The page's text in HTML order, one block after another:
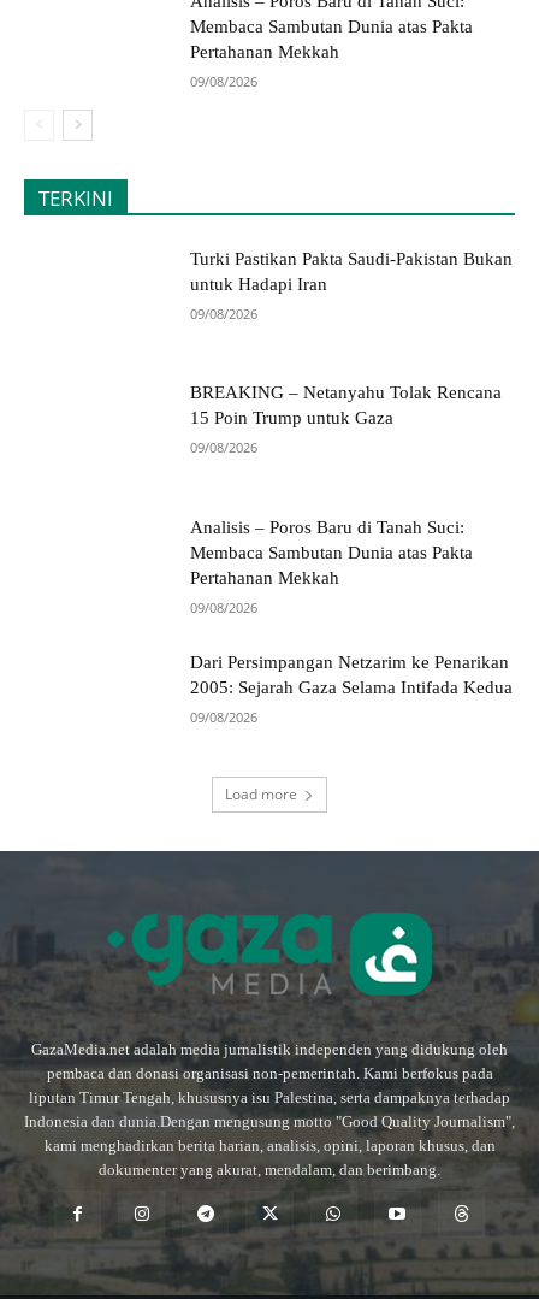
Membaca Sambutan Dunia atas Pakta
Pertahanan Mekkah
09/08/2026
TERKINI
Turki Pastikan Pakta Saudi-Pakistan Bukan
untuk Hadapi Iran
09/08/2026
BREAKING – Netanyahu Tolak Rencana
15 Poin Trump untuk Gaza
09/08/2026
Analisis – Poros Baru di Tanah Suci:
Membaca Sambutan Dunia atas Pakta
Pertahanan Mekkah
09/08/2026
Dari Persimpangan Netzarim ke Penarikan
2005: Sejarah Gaza Selama Intifada Kedua
09/08/2026
Load more
GazaMedia.net adalah media jurnalistik independen yang didukung oleh
pembaca dan donasi organisasi non-pemerintah. Kami berfokus pada
liputan Timur Tengah, khususnya isu Palestina, serta dampaknya terhadap
Indonesia dan dunia.Dengan mengusung motto "Good Quality Journalism",
kami menghadirkan berita harian, analisis, opini, laporan khusus, dan
dokumenter yang akurat, mendalam, dan berimbang.